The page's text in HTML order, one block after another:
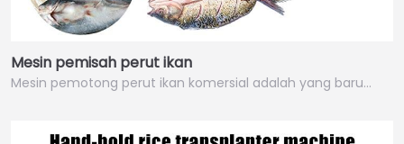
Mesin pemisah perut ikan
Mesin pemotong perut ikan komersial adalah yang baru…